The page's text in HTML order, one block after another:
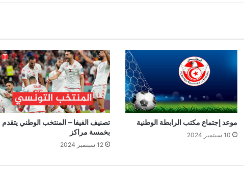
موعد إجتماع مكتب الرابطة الوطنية
10 سبتمبر 2024
تصنيف الفيفا – المنتخب الوطني يتقدم
بخمسة مراكز
12 سبتمبر 2024